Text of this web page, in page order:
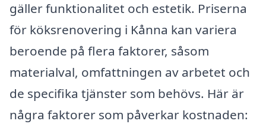
gäller funktionalitet och estetik. Priserna
för köksrenovering i Kånna kan variera
beroende på flera faktorer, såsom
materialval, omfattningen av arbetet och
de specifika tjänster som behövs. Här är
några faktorer som påverkar kostnaden: